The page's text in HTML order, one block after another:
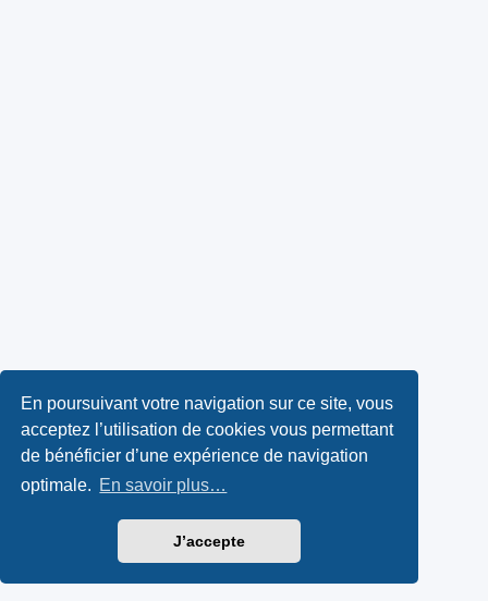
En poursuivant votre navigation sur ce site, vous
acceptez l’utilisation de cookies vous permettant
de bénéficier d’une expérience de navigation
optimale. En savoir plus…
J’accepte